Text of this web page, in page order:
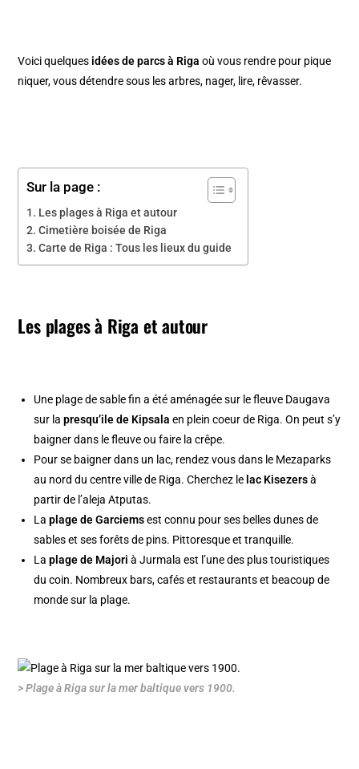
Voici quelques idées de parcs à Riga où vous rendre pour pique
niquer, vous détendre sous les arbres, nager, lire, rêvasser.
Sur la page :
Les plages à Riga et autour
Cimetière boisée de Riga
Carte de Riga : Tous les lieux du guide
Les plages à Riga et autour
Une plage de sable fin a été aménagée sur le fleuve Daugava
sur lapresqu’ile de Kipsala en plein coeur de Riga. On peut s’y
baigner dans le fleuve ou faire la crêpe.
Pour se baigner dans un lac, rendez vous dans le Mezaparks
au nord du centre ville de Riga. Cherchez le lac Kisezersà
partir de l’aleja Atputas.
Laplage de Garciemsest connu pour ses belles dunes de
sables et ses forêts de pins. Pittoresque et tranquille.
Laplage de Majori à Jurmala est l’une des plus touristiques
du coin. Nombreux bars, cafés et restaurants et beacoup de
monde sur la plage.
> Plage à Riga sur la mer baltique vers 1900.